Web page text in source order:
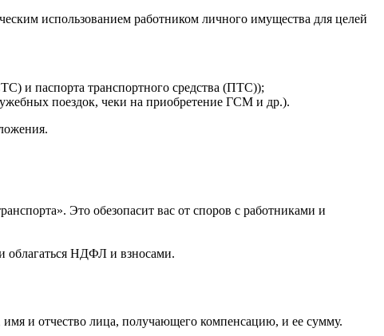
использованием работником личного имущества для целей
и паспорта транспортного средства (ПТС));
поездок, чеки на приобретение ГСМ и др.).
Это обезопасит вас от споров с работниками и
облагаться НДФЛ и взносами.
и отчество лица, получающего компенсацию, и ее сумму.